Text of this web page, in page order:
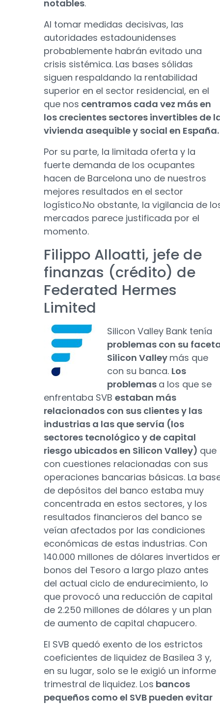
notables.
Al tomar medidas decisivas, las
autoridades estadounidenses
probablemente habrán evitado una
crisis sistémica. Las bases sólidas
siguen respaldando la rentabilidad
superior en el sector residencial, en el
que nos centramos cada vez más en
los crecientes sectores invertibles de
vivienda asequible y social en España.
Por su parte, la limitada oferta y la
fuerte demanda de los ocupantes
hacen de Barcelona uno de nuestros
mejores resultados en el sector
logístico.No obstante, la vigilancia de
mercados parece justificada por el
momento.
Filippo Alloatti, jefe de
finanzas (crédito) de
Federated Hermes
Limited
Silicon Valley Bank tenía
problemas con su
Silicon Valley más que
con su banca. Los
problemas a los que se
enfrentaba SVB estaban más
relacionados con sus clientes y las
industrias a las que servía (los
sectores tecnológico y de capital
riesgo ubicados en Silicon Valley) que
con cuestiones relacionadas con sus
operaciones bancarias básicas. La
de depósitos del banco estaba muy
concentrada en estos sectores, y los
resultados financieros del banco se
veían afectados por las condiciones
económicas de estas industrias. Con
140.000 millones de dólares invertidos
bonos del Tesoro a largo plazo antes
del actual ciclo de endurecimiento, lo
que provocó una reducción de capital
de 2.250 millones de dólares y un plan
de aumento de capital chapucero.
El SVB quedó exento de los estrictos
coeficientes de liquidez de Basilea 3 y,
en su lugar, solo se le exigió un informe
trimestral de liquidez. Los bancos
pequeños como el SVB pueden evitar